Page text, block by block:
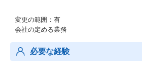
変更の範囲：有
会社の定める業務
必要な経験